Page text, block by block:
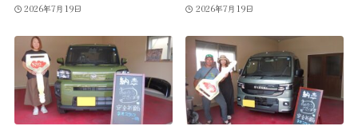
2026年7月19日 2026年7月19日